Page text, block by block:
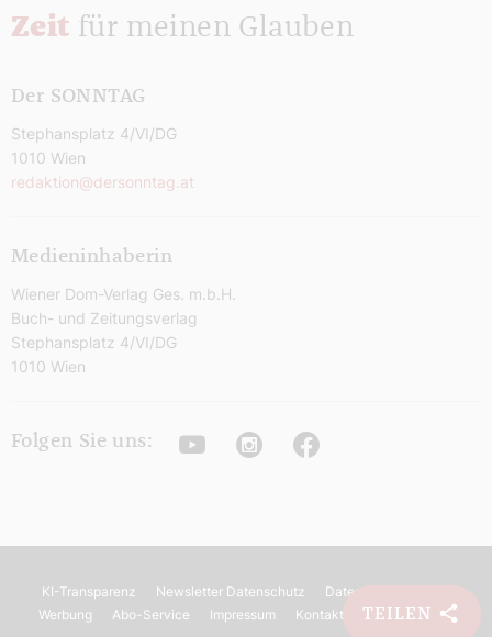
TEILEN
Zeit für meinen Glauben
Der SONNTAG
Stephansplatz 4/VI/DG
1010 Wien
redaktion@dersonntag.at
Medieninhaberin
Wiener Dom-Verlag Ges. m.b.H.
Buch- und Zeitungsverlag
Stephansplatz 4/VI/DG
1010 Wien
Folgen Sie uns: YoutubeInstagramFacebook
KI-Transparenz Newsletter Datenschutz Datenschutz
Werbung
Abo-Service Impressum Kontakt Barrierefreiheit